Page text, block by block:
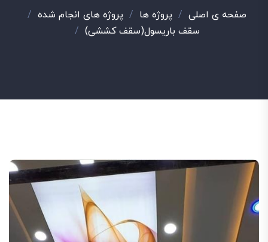
صفحه ی اصلی / پروژه ها / پروژه های انجام شده /
سقف باریسول(سقف کششی) /